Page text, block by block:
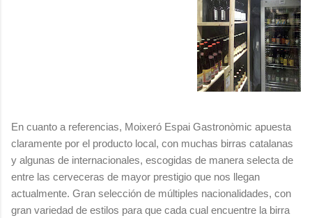
En cuanto a referencias, Moixeró Espai Gastronòmic apuesta
claramente por el producto local, con muchas birras catalanas
y algunas de internacionales, escogidas de manera selecta de
entre las cerveceras de mayor prestigio que nos llegan
actualmente. Gran selección de múltiples nacionalidades, con
gran variedad de estilos para que cada cual encuentre la birra